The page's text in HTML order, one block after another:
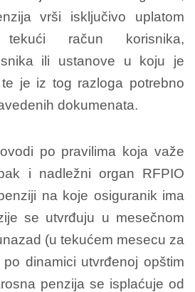
vrši isključivo uplatom
račun korisnika,
ili ustanove u koju je
je iz tog razloga potrebno
dokumenata.
po pravilima koja važe
i nadležni organ RFPIO
na koje osiguranik ima
se utvrđuju u mesečnom
(u tekućem mesecu za
dinamici utvrđenoj opštim
penzija se isplaćuje od